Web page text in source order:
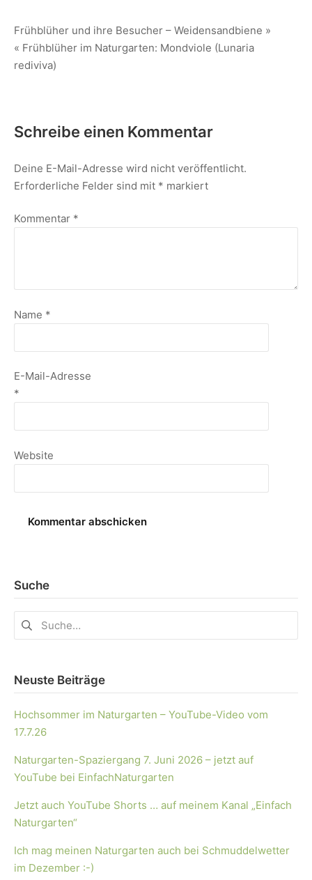
Frühblüher und ihre Besucher – Weidensandbiene »
« Frühblüher im Naturgarten: Mondviole (Lunaria
rediviva)
Schreibe einen Kommentar
Deine E-Mail-Adresse wird nicht veröffentlicht.
Erforderliche Felder sind mit * markiert
Kommentar *
Name *
E-Mail-Adresse
*
Website
Suche
Neuste Beiträge
Hochsommer im Naturgarten – YouTube-Video vom
17.7.26
Naturgarten-Spaziergang 7. Juni 2026 – jetzt auf
YouTube bei EinfachNaturgarten
Jetzt auch YouTube Shorts … auf meinem Kanal „Einfach
Naturgarten“
Ich mag meinen Naturgarten auch bei Schmuddelwetter
im Dezember :-)